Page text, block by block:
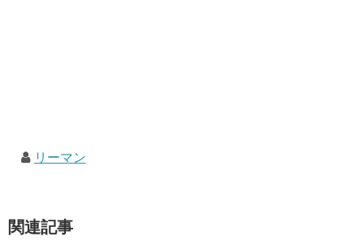
リーマン
関連記事